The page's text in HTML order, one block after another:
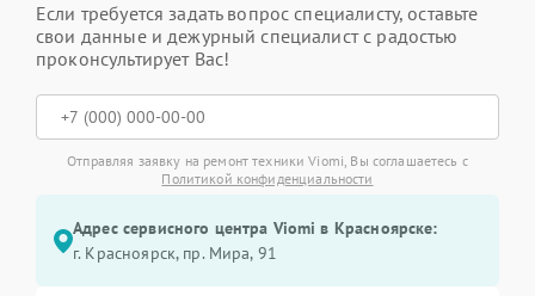
Если требуется задать вопрос специалисту, оставьте
свои данные и дежурный специалист с радостью
проконсультирует Вас!
Отправляя заявку на ремонт техники Viomi, Вы соглашаетесь с
Политикой конфиденциальности
Адрес сервисного центра Viomi в Красноярске:
г. Красноярск, ​пр. Мира, 91